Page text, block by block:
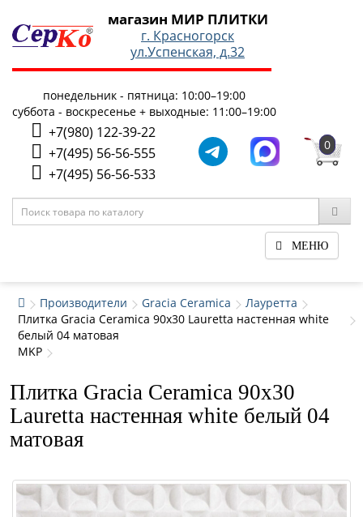
магазин МИР ПЛИТКИ
г. Красногорск
ул.Успенская, д.32
понедельник - пятница: 10:00–19:00
суббота - воскресенье + выходные: 11:00–19:00
+7(980) 122-39-22
+7(495) 56-56-555
+7(495) 56-56-533
0
МЕНЮ
Производители Gracia Ceramica
Лауретта
Плитка Gracia Ceramica 90x30 Lauretta настенная white
белый 04 матовая
MKP
Плитка Gracia Ceramica 90x30
Lauretta настенная white белый 04
матовая